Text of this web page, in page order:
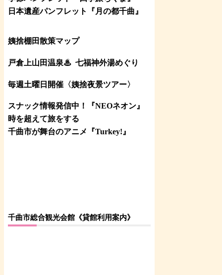
日本遺産パンフレット
『月の都千曲 』
姨捨棚田散策マップ
戸倉上山田温泉♨ 七福神外湯めぐり
毎週土曜日開催〈姨捨夜景ツアー〉
スナック情報発信中！『NEOネオン』
時を超えて旅をする
千曲市が舞台のアニメ『Turkey!』
千曲市総合観光会館《貸館利用案内》